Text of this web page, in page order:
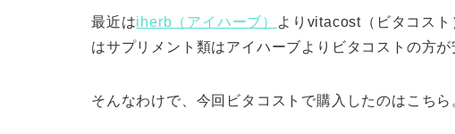
最近はiherb（アイハーブ）
よりvitacost（ビタコス
はサプリメント類はアイハーブよりビタコストの方が
そんなわけで、今回ビタコストで購入したのはこちら